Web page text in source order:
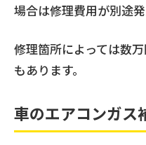
場合は修理費用が別途発
修理箇所によっては数
もあります。
車のエアコンガス